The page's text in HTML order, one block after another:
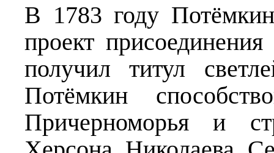
В 1783 году
проект
получил титул
Потёмкин
Причерноморья и